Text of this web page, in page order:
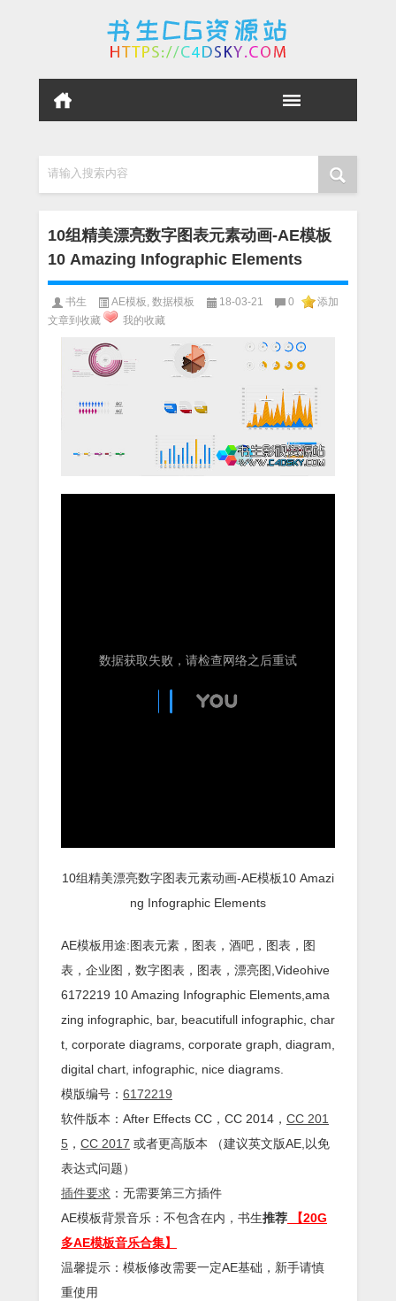
请输入搜索内容
10组精美漂亮数字图表元素动画-AE模板
10 Amazing Infographic Elements
书生 AE模板 数据模板 18-03-21 0
添加
文章到收藏
我的收藏
10组精美漂亮数字图表元素动画-AE模板10 Amazi
ng Infographic Elements
AE模板用途:图表元素，图表，酒吧，图表，图
表，企业图，数字图表，图表，漂亮图,Videohive
6172219 10 Amazing Infographic Elements,ama
zing infographic, bar, beacutifull infographic, char
t, corporate diagrams, corporate graph, diagram,
digital chart, infographic, nice diagrams.
模版编号： 6172219
软件版本： After Effects CC ，CC 2014， CC 201
5 ， CC 2017 或者更高版本 （建议英文版AE,以免
表达式问题）
插件要求 ：无需要第三方插件
AE模板背景音乐：不包含在内，书生推荐 【20G
多AE模板音乐合集】
温馨提示：模板修改需要一定AE基础，新手请慎
重使用